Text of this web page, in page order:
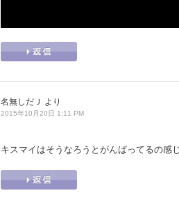
名無しだＪ より
2015年10月20日 1:11 PM
キスマイはそうなろうとがんばってるの